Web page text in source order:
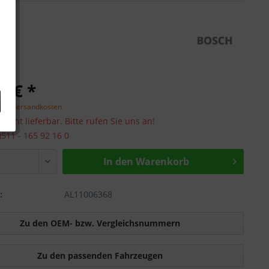
€ *
zzgl. Versandkosten
nicht lieferbar. Bitte rufen Sie uns an!
- 165 92 16 0
In den Warenkorb
AL11006368
Zu den OEM- bzw. Vergleichsnummern
Zu den passenden Fahrzeugen